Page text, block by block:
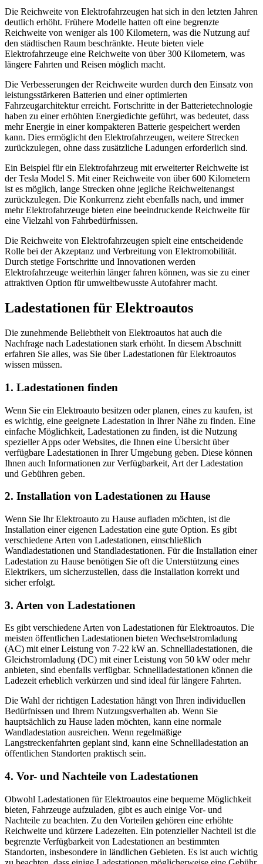
Die Reichweite von Elektrofahrzeugen hat sich in den letzten Jahren
deutlich erhöht. Frühere Modelle hatten oft eine begrenzte
Reichweite von weniger als 100 Kilometern, was die Nutzung auf
den städtischen Raum beschränkte. Heute bieten viele
Elektrofahrzeuge eine Reichweite von über 300 Kilometern, was
längere Fahrten und Reisen möglich macht.
Die Verbesserungen der Reichweite wurden durch den Einsatz von
leistungsstärkeren Batterien und einer optimierten
Fahrzeugarchitektur erreicht. Fortschritte in der Batterietechnologie
haben zu einer erhöhten Energiedichte geführt, was bedeutet, dass
mehr Energie in einer kompakteren Batterie gespeichert werden
kann. Dies ermöglicht den Elektrofahrzeugen, weitere Strecken
zurückzulegen, ohne dass zusätzliche Ladungen erforderlich sind.
Ein Beispiel für ein Elektrofahrzeug mit erweiterter Reichweite ist
der Tesla Model S. Mit einer Reichweite von über 600 Kilometern
ist es möglich, lange Strecken ohne jegliche Reichweitenangst
zurückzulegen. Die Konkurrenz zieht ebenfalls nach, und immer
mehr Elektrofahrzeuge bieten eine beeindruckende Reichweite für
eine Vielzahl von Fahrbedürfnissen.
Die Reichweite von Elektrofahrzeugen spielt eine entscheidende
Rolle bei der Akzeptanz und Verbreitung von Elektromobilität.
Durch stetige Fortschritte und Innovationen werden
Elektrofahrzeuge weiterhin länger fahren können, was sie zu einer
attraktiven Option für umweltbewusste Autofahrer macht.
Ladestationen für Elektroautos
Die zunehmende Beliebtheit von Elektroautos hat auch die
Nachfrage nach Ladestationen stark erhöht. In diesem Abschnitt
erfahren Sie alles, was Sie über Ladestationen für Elektroautos
wissen müssen.
1. Ladestationen finden
Wenn Sie ein Elektroauto besitzen oder planen, eines zu kaufen, ist
es wichtig, eine geeignete Ladestation in Ihrer Nähe zu finden. Eine
einfache Möglichkeit, Ladestationen zu finden, ist die Nutzung
spezieller Apps oder Websites, die Ihnen eine Übersicht über
verfügbare Ladestationen in Ihrer Umgebung geben. Diese können
Ihnen auch Informationen zur Verfügbarkeit, Art der Ladestation
und Gebühren geben.
2. Installation von Ladestationen zu Hause
Wenn Sie Ihr Elektroauto zu Hause aufladen möchten, ist die
Installation einer eigenen Ladestation eine gute Option. Es gibt
verschiedene Arten von Ladestationen, einschließlich
Wandladestationen und Standladestationen. Für die Installation einer
Ladestation zu Hause benötigen Sie oft die Unterstützung eines
Elektrikers, um sicherzustellen, dass die Installation korrekt und
sicher erfolgt.
3. Arten von Ladestationen
Es gibt verschiedene Arten von Ladestationen für Elektroautos. Die
meisten öffentlichen Ladestationen bieten Wechselstromladung
(AC) mit einer Leistung von 7-22 kW an. Schnellladestationen, die
Gleichstromladung (DC) mit einer Leistung von 50 kW oder mehr
anbieten, sind ebenfalls verfügbar. Schnellladestationen können die
Ladezeit erheblich verkürzen und sind ideal für längere Fahrten.
Die Wahl der richtigen Ladestation hängt von Ihren individuellen
Bedürfnissen und Ihrem Nutzungsverhalten ab. Wenn Sie
hauptsächlich zu Hause laden möchten, kann eine normale
Wandladestation ausreichen. Wenn regelmäßige
Langstreckenfahrten geplant sind, kann eine Schnellladestation an
öffentlichen Standorten praktisch sein.
4. Vor- und Nachteile von Ladestationen
Obwohl Ladestationen für Elektroautos eine bequeme Möglichkeit
bieten, Fahrzeuge aufzuladen, gibt es auch einige Vor- und
Nachteile zu beachten. Zu den Vorteilen gehören eine erhöhte
Reichweite und kürzere Ladezeiten. Ein potenzieller Nachteil ist die
begrenzte Verfügbarkeit von Ladestationen an bestimmten
Standorten, insbesondere in ländlichen Gebieten. Es ist auch wichtig